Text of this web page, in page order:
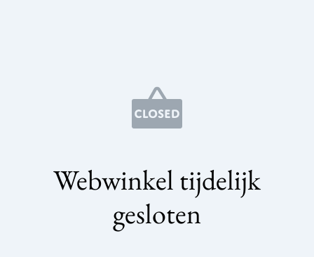
Webwinkel tijdelijk
gesloten